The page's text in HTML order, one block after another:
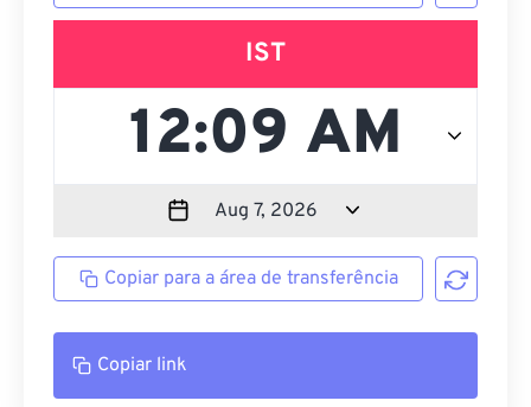
IST
Copiar para a área de transferência
Copiar link